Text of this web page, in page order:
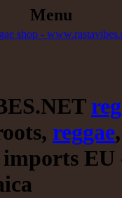
Menu
reggae,
imports EU